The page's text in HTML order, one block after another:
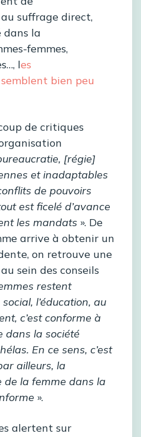
suffrage direct,
la
femmes,
les
bien peu
de critiques
[régie]
et inadaptables
de pouvoirs
est ficelé d’avance
les mandats ». De
arrive à obtenir un
on retrouve une
sein des conseils
restent
l’éducation, au
c’est conforme à
dans la société
En ce sens, c’est
ailleurs, la
de la femme dans la
».
alertent sur